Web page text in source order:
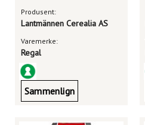
Produsent:
Lantmännen Cerealia AS
Varemerke:
Regal
Sammenlign